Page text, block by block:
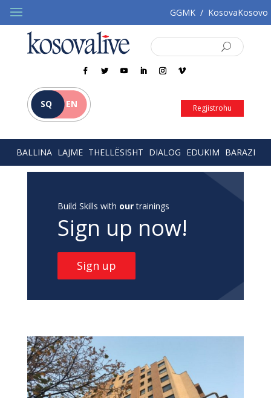
GGMK / KosovaKosovo
SQ EN Regjistrohu
BALLINA LAJME THELLËSISHT DIALOG EDUKIM BARAZI
Build Skills with ourtrainings
Sign up now!
Sign up